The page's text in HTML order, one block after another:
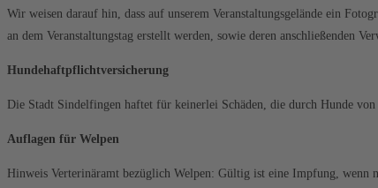
Wir weisen darauf hin, dass auf unserem Veranstaltungsgelände ein
an dem Veranstaltungstag erstellt werden, sowie deren anschließenden
Hundehaftpflichtversicherung
Die Stadt Sindelfingen haftet für keinerlei Schäden, die durch Hunde
Auflagen für Welpen
Hinweis Verterinäramt bezüglich Welpen: Gültig ist eine Impfung, wenn